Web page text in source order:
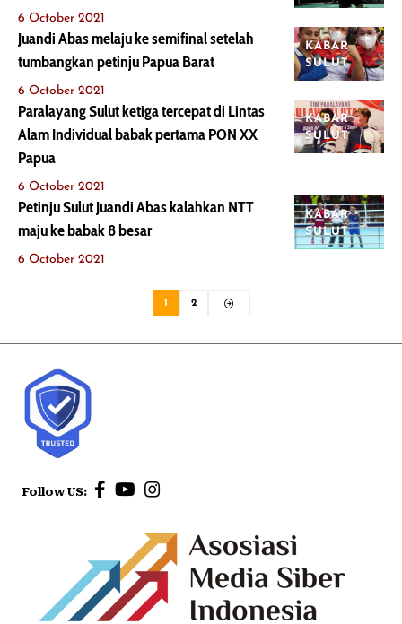
6 October 2021
KABAR
SULUT
Juandi Abas melaju ke semifinal setelah
tumbangkan petinju Papua Barat
6 October 2021
KABAR
SULUT
Paralayang Sulut ketiga tercepat di Lintas
Alam Individual babak pertama PON XX
Papua
6 October 2021
KABAR
SULUT
Petinju Sulut Juandi Abas kalahkan NTT
maju ke babak 8 besar
6 October 2021
1 2
Follow US: